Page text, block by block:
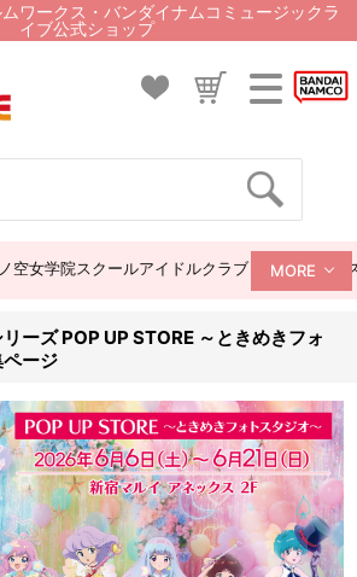
ワークス・バンダイナムコミュージックラ
イブ公式ショップ
空女学院スクールアイドルクラブ ぬいぐるみ
MORE
リーズ POP UP STORE ～ときめきフォ
ページ